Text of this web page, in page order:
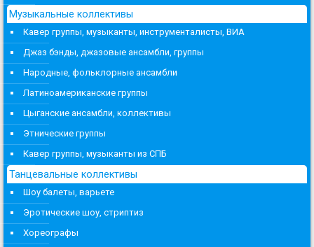
Музыкальные коллективы
Кавер группы, музыканты, инструменталисты, ВИА
Джаз бэнды, джазовые ансамбли, группы
Народные, фольклорные ансамбли
Латиноамериканские группы
Цыганские ансамбли, коллективы
Этнические группы
Кавер группы, музыканты из СПБ
Танцевальные коллективы
Шоу балеты, варьете
Эротические шоу, стриптиз
Хореографы